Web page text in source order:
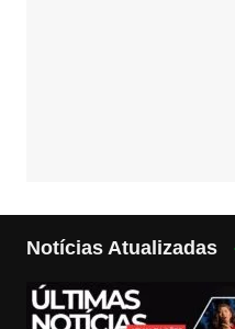
Notícias Atualizadas